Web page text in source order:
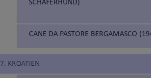
CANE DA PASTORE BERGAMASCO
7. KROATIEN